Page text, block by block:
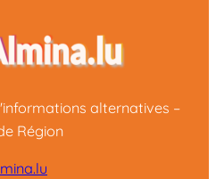
alternatives –
Région